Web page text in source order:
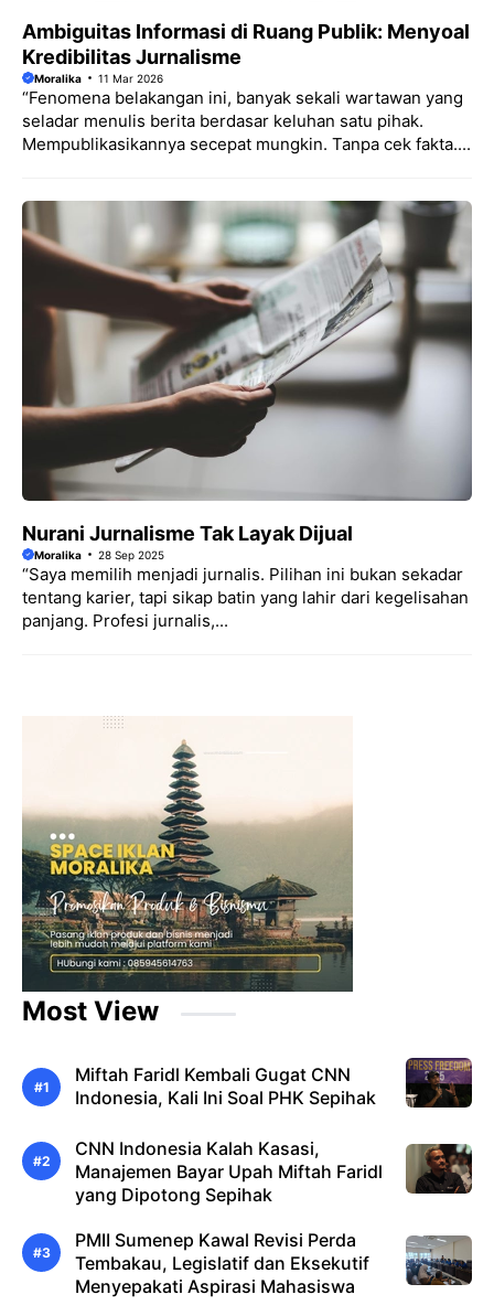
Ambiguitas Informasi di Ruang Publik: Menyoal
Kredibilitas Jurnalisme
Moralika 11 Mar 2026
“Fenomena belakangan ini, banyak sekali wartawan yang
seladar menulis berita berdasar keluhan satu pihak.
Mempublikasikannya secepat mungkin. Tanpa cek fakta....
Nurani Jurnalisme Tak Layak Dijual
Moralika 28 Sep 2025
“Saya memilih menjadi jurnalis. Pilihan ini bukan sekadar
tentang karier, tapi sikap batin yang lahir dari kegelisahan
panjang. Profesi jurnalis,...
Most View
Miftah Faridl Kembali Gugat CNN
Indonesia, Kali Ini Soal PHK Sepihak
CNN Indonesia Kalah Kasasi,
Manajemen Bayar Upah Miftah Faridl
yang Dipotong Sepihak
PMII Sumenep Kawal Revisi Perda
Tembakau, Legislatif dan Eksekutif
Menyepakati Aspirasi Mahasiswa